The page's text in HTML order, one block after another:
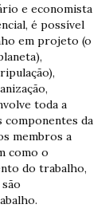
e economista
é possível
em projeto (o
toda a
componentes da
membros a
como o
do trabalho,